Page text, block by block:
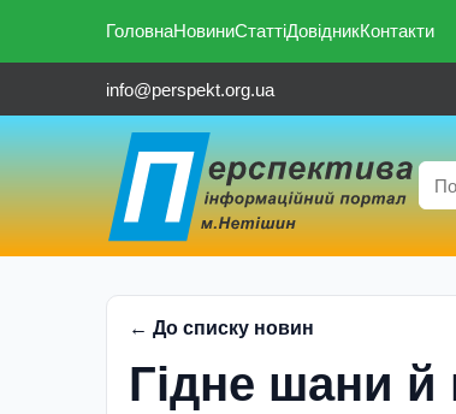
ГоловнаНовиниСтаттіДовідникКонтакти
info@perspekt.org.ua
← До списку новин
Гiдне шани й